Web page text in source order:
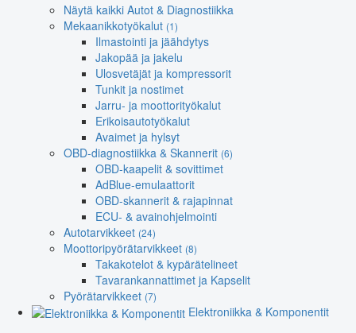
Näytä kaikki Autot & Diagnostiikka
Mekaanikkotyökalut (1)
Ilmastointi ja jäähdytys
Jakopää ja jakelu
Ulosvetäjät ja kompressorit
Tunkit ja nostimet
Jarru- ja moottorityökalut
Erikoisautotyökalut
Avaimet ja hylsyt
OBD-diagnostiikka & Skannerit (6)
OBD-kaapelit & sovittimet
AdBlue-emulaattorit
OBD-skannerit & rajapinnat
ECU- & avainohjelmointi
Autotarvikkeet (24)
Moottoripyörätarvikkeet (8)
Takakotelot & kypärätelineet
Tavarankannattimet ja Kapselit
Pyörätarvikkeet (7)
Elektroniikka & Komponentit